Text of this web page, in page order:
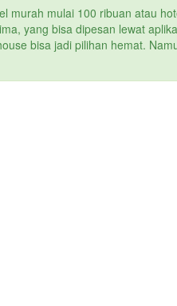
murah mulai 100 ribuan atau
yang bisa dipesan lewat
bisa jadi pilihan hemat.